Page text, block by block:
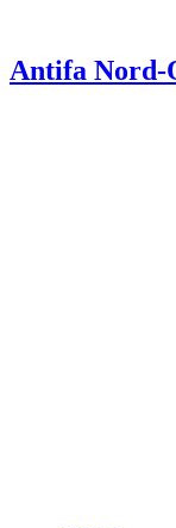
Antifa Nord-